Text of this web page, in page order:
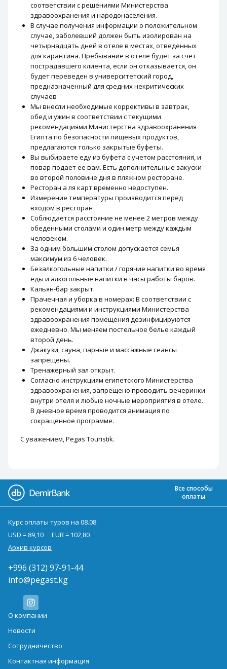
соответствии с решениями Министерства
здравоохранения и народонаселения.
В случае получения информации о положительном
случае, заболевший должен быть изолирован на
четырнадцать дней в отеле в местах, отведенных
для карантина. Пребывание в отеле будет за счет
пострадавшего клиента, если он отказывается, он
будет переведен в университетский город,
предназначенный для средних некритических
случаев
Мы внесли необходимые коррективы в завтрак,
обед и ужин в соответствии с текущими
рекомендациями Министерства здравоохранения
Египта по безопасности пищевых продуктов,
предлагаются только закрытые буфеты.
Вы выбираете еду из буфета с учетом расстояния, и
повар подает ее вам. Есть дополнительные закуски
во второй половине дня в пляжном ресторане.
Ресторан а ля карт временно недоступен.
Измерение температуры производится перед
входом в ресторан
Соблюдается расстояние не менее 2 метров между
обеденными столами и один метр между каждым
человеком.
За одним большим столом допускается семья
максимум из 6 человек.
Безалкогольные напитки / горячие напитки во время
еды и алкогольные напитки в часы работы баров.
Кальян-бар закрыт.
Прачечная и уборка в номерах: В соответствии с
рекомендациями и инструкциями Министерства
здравоохранения помещения дезинфицируются
ежедневно. Мы меняем постельное белье каждый
второй день.
Джакузи, сауна, парные и массажные сеансы
запрещены.
Тренажерный зал открыт.
Согласно инструкциям египетского Министерства
здравоохранения, запрещено проводить вечеринки
внутри отеля и любые ночные мероприятия в отеле.
В дневное время проводится анимация по
сокращенное программе.
С уважением, Pegas Touristik.
Все способы
оплаты
Курс оплаты туров на 08.08
USD = 89,10
EUR = 102,80
Архив курсов
+996 (312) 97-91-44
info@pegast.kg
О компании
Новости
Сотрудничество
Контактная информация